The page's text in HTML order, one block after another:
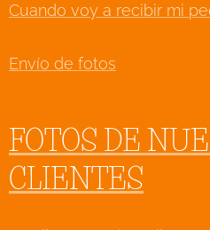
Cuando voy a recibir mi
Envío de fotos
FOTOS DE
CLIENTES